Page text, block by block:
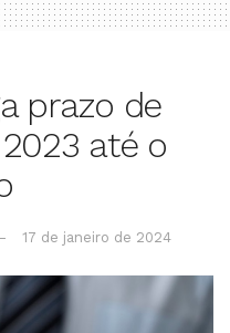
prazo de
até o
17 de janeiro de 2024